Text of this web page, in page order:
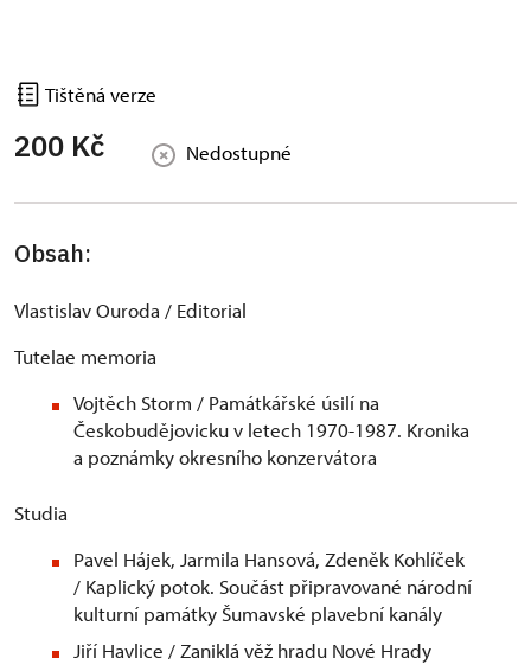
Tištěná verze
200 Kč Nedostupné
Obsah:
Vlastislav Ouroda / Editorial
Tutelae memoria
Vojtěch Storm / Památkářské úsilí na
Českobudějovicku v letech 1970-1987. Kronika
a poznámky okresního konzervátora
Studia
Pavel Hájek, Jarmila Hansová, Zdeněk Kohlíček
/ Kaplický potok. Součást připravované národní
kulturní památky Šumavské plavební kanály
Jiří Havlice / Zaniklá věž hradu Nové Hrady